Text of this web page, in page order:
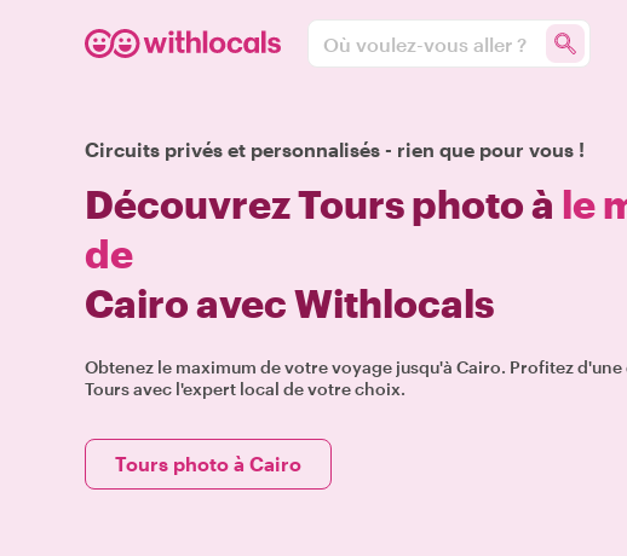
Où voulez-vous aller ?
Circuits privés et personnalisés - rien que pour vous !
Découvrez Tours photo à le
de
Cairo avec Withlocals
Obtenez le maximum de votre voyage jusqu'à Cairo. Profitez d'une
Tours avec l'expert local de votre choix.
Tours photo à Cairo